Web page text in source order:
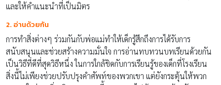
และให้คำแนะนำที่เป็นมิตร
2. อ่านด้วยกัน
การทำสิ่งต่างๆ ร่วมกันกับพ่อแม่ทำให้เด็กรู้สึกถึงการได้รับการ
สนับสนุนและช่วยสร้างความมั่นใจ การอ่านทบทวนบทเรียนด้วยกัน
เป็นวิธีที่ดีที่สุดวิธีหนึ่ง ในการใกล้ชิดกับการเรียนรู้ของเด็กที่โรงเรียน
สิ่งนี้ไม่เพียงช่วยปรับปรุงคำศัพท์ของพวกเขา แต่ยังกระตุ้นให้พวก